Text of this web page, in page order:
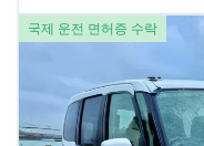
국제 운전 면허증 수락